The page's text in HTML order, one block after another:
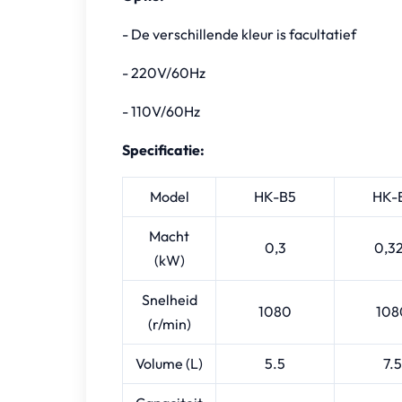
- De verschillende kleur is facultatief
- 220V/60Hz
- 110V/60Hz
Specificatie:
Model HK-B5 HK-
Macht
(kW)
0,3
Snelheid
(r/min)
1080
Volume (L) 5.5 7.5